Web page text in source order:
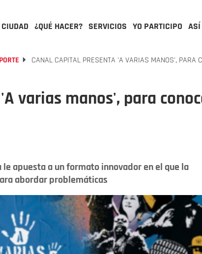
¿QUÉ HACER? SERVICIOS YO PARTICIPO ASÍ
CANAL CAPITAL PRESENTA 'A VARIAS MANOS', PARA
varias manos', para
apuesta a un formato innovador en el que la
abordar problemáticas